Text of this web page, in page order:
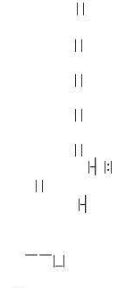
| |
|i:||
| |
|i:||
| |
|i:||
| |
|i:||
| |
|i:|| |┤ |:|
|
|i:|| |┤
|i:||
|_|
|i:||